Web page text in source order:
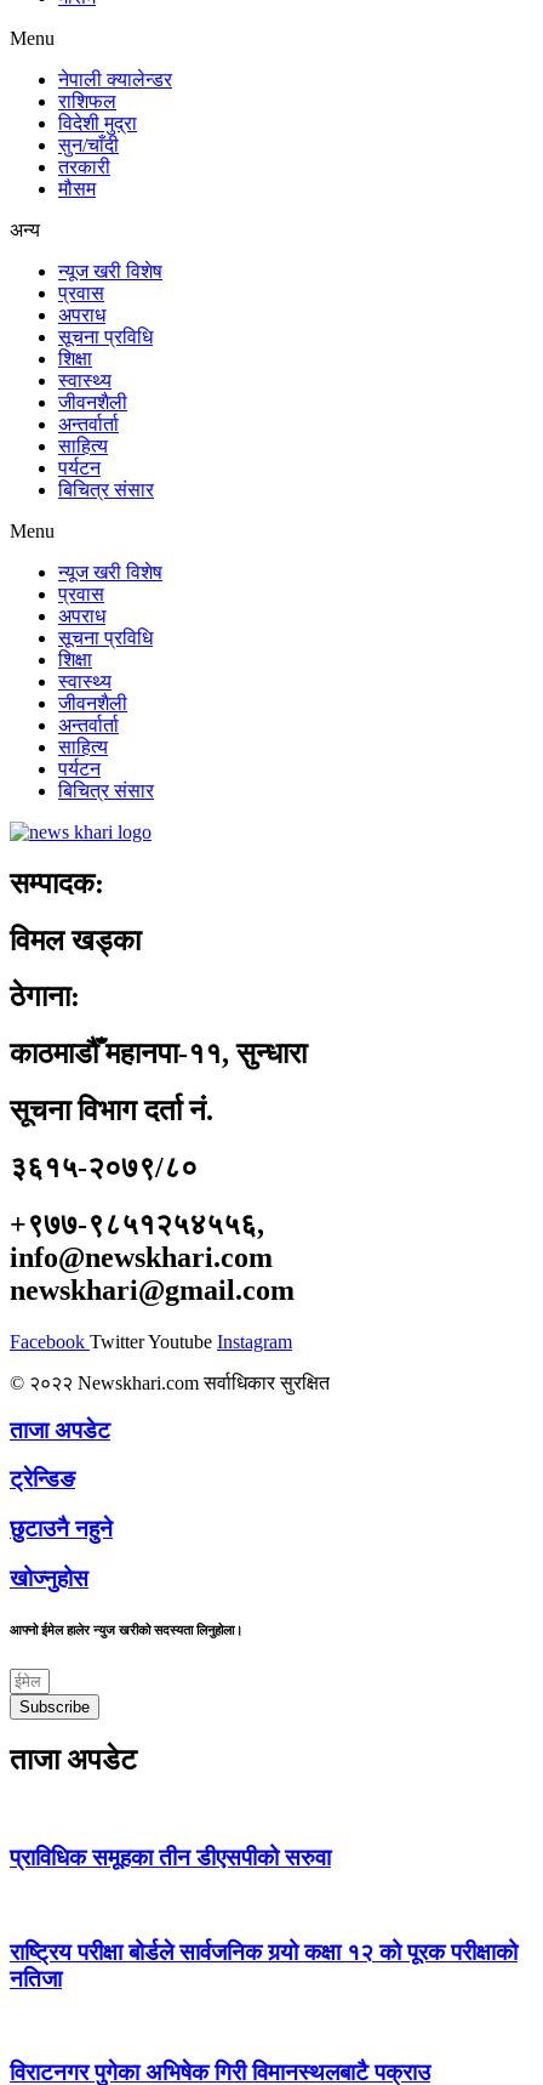
Menu
नेपाली क्यालेन्डर
राशिफल
विदेशी मुद्रा
सुन/चाँदी
तरकारी
मौसम
अन्य
न्यूज खरी विशेष
प्रवास
अपराध
सूचना प्रविधि
शिक्षा
स्वास्थ्य
जीवनशैली
अन्तर्वार्ता
साहित्य
पर्यटन
बिचित्र संसार
Menu
न्यूज खरी विशेष
प्रवास
अपराध
सूचना प्रविधि
शिक्षा
स्वास्थ्य
जीवनशैली
अन्तर्वार्ता
साहित्य
पर्यटन
बिचित्र संसार
सम्पादक:
विमल खड्का
ठेगाना:
काठमाडौँ महानपा-११, सुन्धारा
सूचना विभाग दर्ता नं.
३६१५-२०७९/८०
+९७७-९८५१२५४५५६,
info@newskhari.com
newskhari@gmail.com
Facebook TwitterYoutube Instagram
© २०२२ Newskhari.com सर्वाधिकार सुरक्षित
ताजा अपडेट
ट्रेन्डिङ
छुटाउनै नहुने
खोज्नुहोस
आफ्नो ईमेल हालेर न्युज खरीको सदस्यता लिनुहोला।
Subscribe
ताजा अपडेट
प्राविधिक समूहका तीन डीएसपीको सरुवा
राष्ट्रिय परीक्षा बोर्डले सार्वजनिक गर्‍यो कक्षा १२ को पूरक परीक्षाको
नतिजा
विराटनगर पुगेका अभिषेक गिरी विमानस्थलबाटै पक्राउ